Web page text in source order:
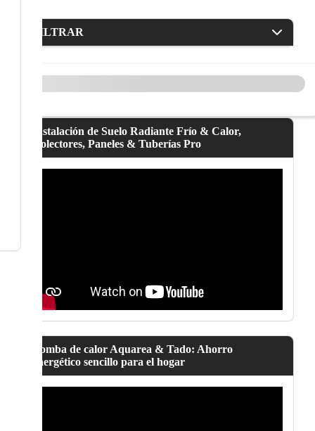
FILTRAR
Instalación de Suelo Radiante Frío & Calor,
Colectores, Paneles & Tuberías Pro
Bomba de calor Aquarea & Tado: Ahorro
energético sencillo para el hogar